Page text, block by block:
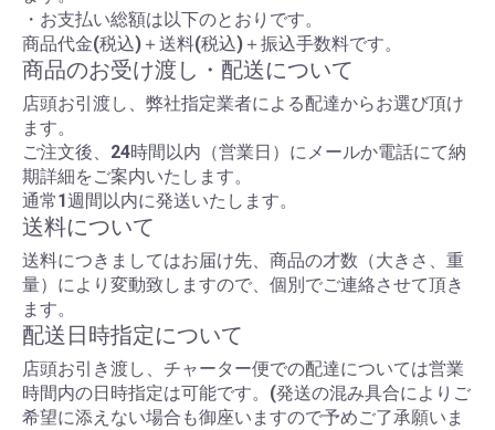
・お支払い総額は以下のとおりです。
商品代金(税込)＋送料(税込)＋振込手数料です。
商品のお受け渡し・配送について
店頭お引渡し、弊社指定業者による配達からお選び頂け
ます。
ご注文後、24時間以内（営業日）にメールか電話にて納
期詳細をご案内いたします。
通常1週間以内に発送いたします。
送料について
送料につきましてはお届け先、商品の才数（大きさ、重
量）により変動致しますので、個別でご連絡させて頂き
ます。
配送日時指定について
店頭お引き渡し、チャーター便での配達については営業
時間内の日時指定は可能です。(発送の混み具合によりご
希望に添えない場合も御座いますので予めご了承願いま